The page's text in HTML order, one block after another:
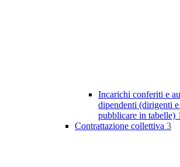
Incarichi conferiti e
dipendenti (dirigenti
pubblicare in tabelle)
Contrattazione collettiva 3